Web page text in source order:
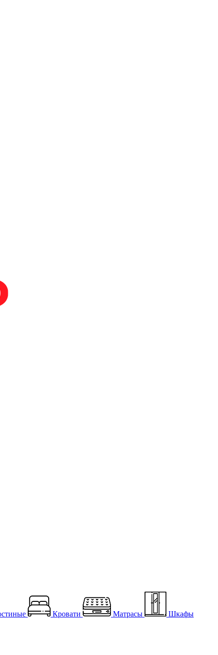
Кровати Матрасы Шкафы